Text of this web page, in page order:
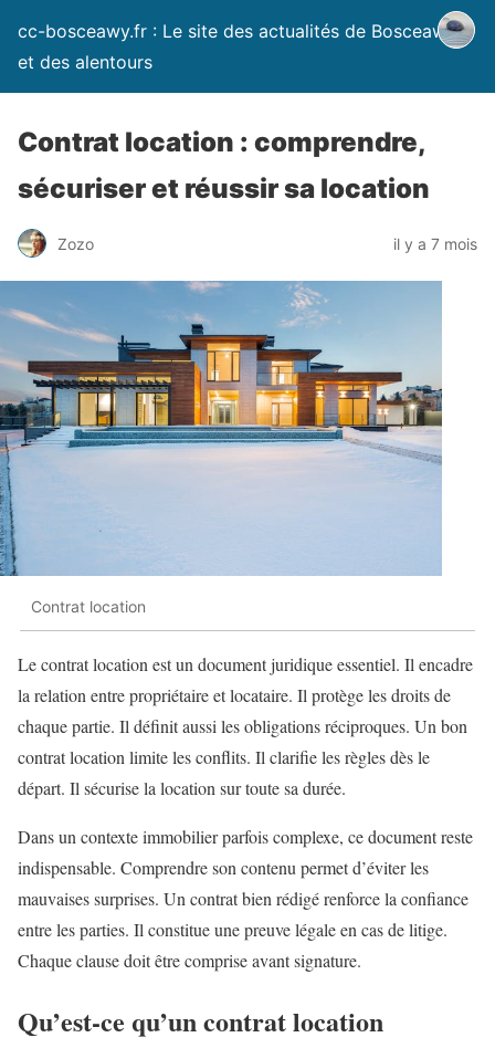
cc-bosceawy.fr : Le site des actualités de Bosceawy
et des alentours
Contrat location : comprendre,
sécuriser et réussir sa location
Zozo il y a 7 mois
Contrat location
Le contrat location est un document juridique essentiel. Il encadre
la relation entre propriétaire et locataire. Il protège les droits de
chaque partie. Il définit aussi les obligations réciproques. Un bon
contrat location limite les conflits. Il clarifie les règles dès le
départ. Il sécurise la location sur toute sa durée.
Dans un contexte immobilier parfois complexe, ce document reste
indispensable. Comprendre son contenu permet d’éviter les
mauvaises surprises. Un contrat bien rédigé renforce la confiance
entre les parties. Il constitue une preuve légale en cas de litige.
Chaque clause doit être comprise avant signature.
Qu’est-ce qu’un contrat location